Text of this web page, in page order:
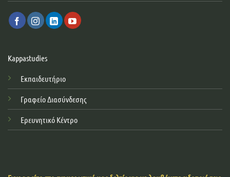
Kappastudies
Εκπαιδευτήριο
Γραφείο Διασύνδεσης
Ερευνητικό Κέντρο